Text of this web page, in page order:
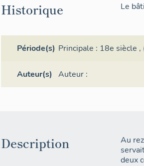
Historique Le
Période(s) Principale : 18e siècle ,
Auteur(s) Auteur :
Description
Au
deux